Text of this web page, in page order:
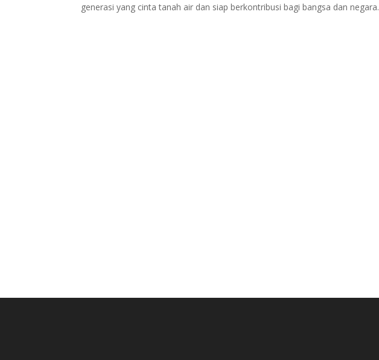
generasi yang cinta tanah air dan siap berkontribusi bagi bangsa dan negara.